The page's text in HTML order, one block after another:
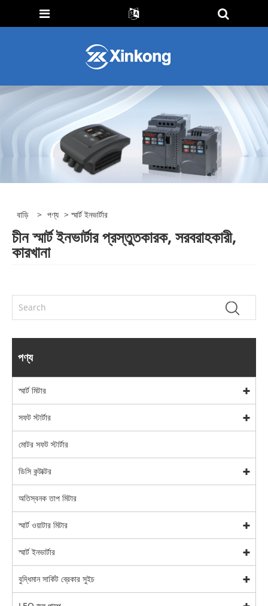
বাড়ি > পণ্য > স্মার্ট ইনভার্টার
চীন স্মার্ট ইনভার্টার প্রস্তুতকারক, সরবরাহকারী,
কারখানা
পণ্য
স্মার্ট মিটার
সফট স্টার্টার
মোটর সফট স্টার্টার
ডিসি কন্টাক্টর
অতিস্বনক তাপ মিটার
স্মার্ট ওয়াটার মিটার
স্মার্ট ইনভার্টার
বুদ্ধিমান সার্কিট ব্রেকার সুইচ